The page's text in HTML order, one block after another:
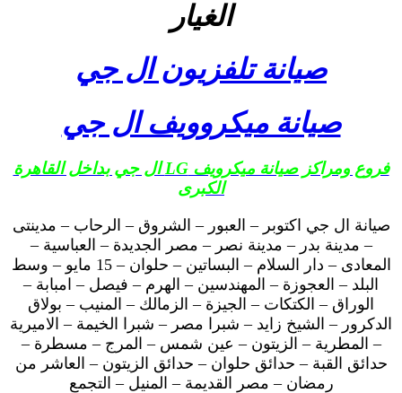
الغيار
صيانة تلفزيون ال جي
صيانة ميكروويف ال جي
فروع ومراكز صيانة ميكرويف LG ال جي بداخل القاهرة
الكبرى
صيانة ال جي اكتوبر – العبور – الشروق – الرحاب – مدينتى
– مدينة بدر – مدينة نصر – مصر الجديدة – العباسية –
المعادى – دار السلام – البساتين – حلوان – 15 مايو – وسط
البلد – العجوزة – المهندسين – الهرم – فيصل – امبابة –
الوراق – الكتكات – الجيزة – الزمالك – المنيب – بولاق
الدكرور – الشيخ زايد – شبرا مصر – شبرا الخيمة – الاميرية
– المطرية – الزيتون – عين شمس – المرج – مسطرة –
حدائق القبة – حدائق حلوان – حدائق الزيتون – العاشر من
رمضان – مصر القديمة – المنيل – التجمع